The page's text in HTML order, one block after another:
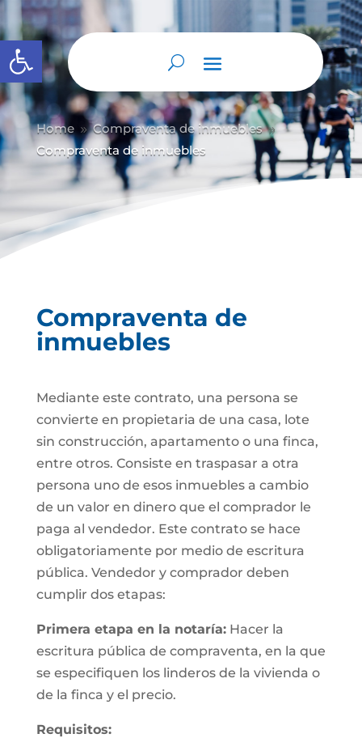
Abrir barra de herramientas
Home 9 Compraventa de inmuebles 9
Compraventa de inmuebles
Compraventa de
inmuebles
Mediante este contrato, una persona se
convierte en propietaria de una casa, lote
sin construcción, apartamento o una finca,
entre otros. Consiste en traspasar a otra
persona uno de esos inmuebles a cambio
de un valor en dinero que el comprador le
paga al vendedor. Este contrato se hace
obligatoriamente por medio de escritura
pública. Vendedor y comprador deben
cumplir dos etapas:
Primera etapa en la notaría:Hacer la
escritura pública de compraventa, en la que
se especifiquen los linderos de la vivienda o
de la finca y el precio.
Requisitos: